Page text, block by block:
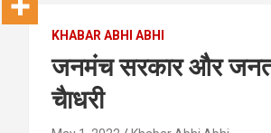
KHABAR ABHI ABHI
जनमंच सरकार और
चैाधरी